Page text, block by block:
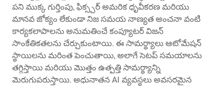
పని ముక్క గుర్తింపు, ఫిక్స్చర్ అమరిక ధృవీకరణ మరియు
మానవ జోక్యం లేకుండా నిజ సమయ నాణ్యత అంచనా వంటి
కార్యకలాపాలను అనుమతించే కంప్యూటర్ విజన్
సాంకేతికతలను చేర్చుకుంటాయి. ఈ సామర్థ్యాలు ఆటోమేషన్
స్థాయిలను మరింత పెంచుతాయి, అలాగే సెటప్ సమయాలను
తగ్గిస్తాయి మరియు మొత్తం ఉత్పత్తి సామర్థ్యాన్ని
మెరుగుపరుస్తాయి. అధునాతన AI వ్యవస్థలు అవసరమైన